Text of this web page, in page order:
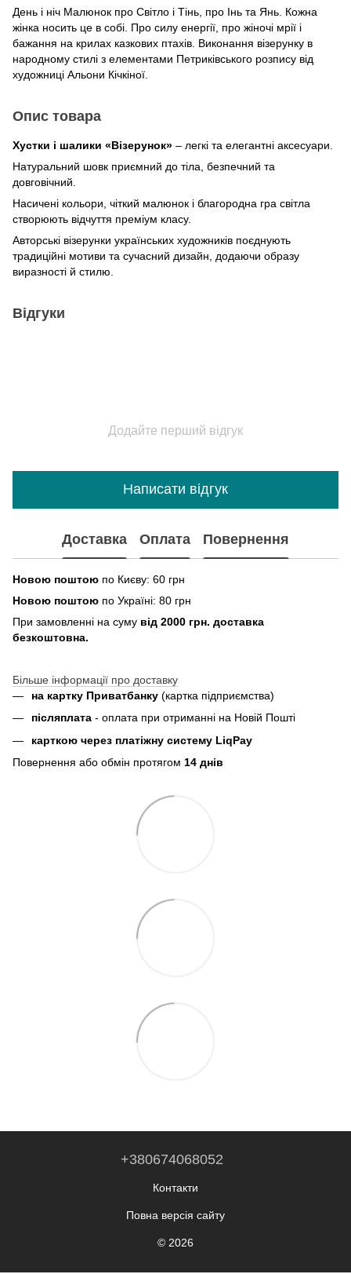
День і ніч Малюнок про Світло і Тінь, про Інь та Янь. Кожна
жінка носить це в собі. Про силу енергії, про жіночі мрії і
бажання на крилах казкових птахів. Виконання візерунку в
народному стилі з елементами Петриківського розпису від
художниці Альони Кічкіної.
Опис товара
Хустки і шалики «Візерунок» – легкі та елегантні аксесуари.
Натуральний шовк приємний до тіла, безпечний та
довговічний.
Насичені кольори, чіткий малюнок і благородна гра світла
створюють відчуття преміум класу.
Авторські візерунки українських художників поєднують
традиційні мотиви та сучасний дизайн, додаючи образу
виразності й стилю.
Відгуки
Додайте перший відгук
Написати відгук
Доставка Оплата Повернення
Новою поштою по Києву: 60 грн
Новою поштою по Україні: 80 грн
При замовленні на суму від 2000 грн. доставка
безкоштовна.
Більше інформації про доставку
на картку Приватбанку (картка підприємства)
пiсляплата - оплата при отриманнi на Новій Пошті
карткою через платіжну систему LiqPay
Повернення або обмін протягом 14 днів
+380674068052
Контакти
Повна версія сайту
© 2026